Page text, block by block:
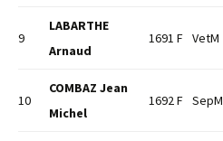
9
LABARTHE
Arnaud
1691 F VetM
10
COMBAZ Jean
Michel
1692 F SepM